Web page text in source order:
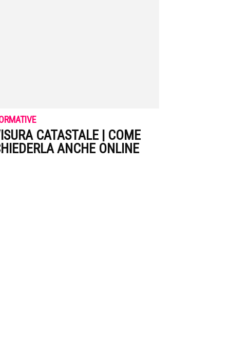
CATASTALE | COME
ANCHE ONLINE